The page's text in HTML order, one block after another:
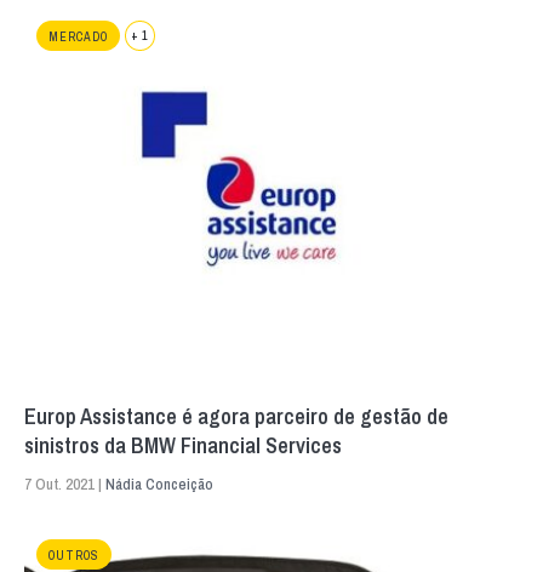
MERCADO + 1
Europ Assistance é agora parceiro de gestão de
sinistros da BMW Financial Services
7 Out. 2021 | Nádia Conceição
OUTROS